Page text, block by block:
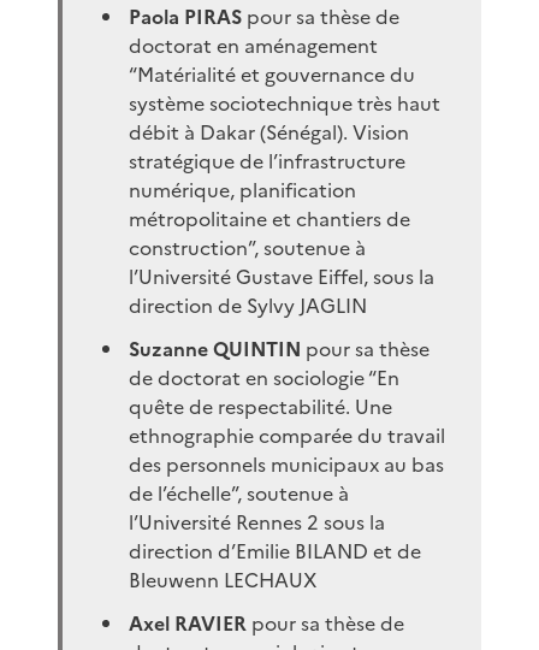
Paola PIRAS pour sa thèse de
doctorat en aménagement
“Matérialité et gouvernance du
système sociotechnique très haut
débit à Dakar (Sénégal). Vision
stratégique de l’infrastructure
numérique, planification
métropolitaine et chantiers de
construction”, soutenue à
l’Université Gustave Eiffel, sous la
direction de Sylvy JAGLIN
Suzanne QUINTIN pour sa thèse
de doctorat en sociologie “En
quête de respectabilité. Une
ethnographie comparée du travail
des personnels municipaux au bas
de l’échelle”, soutenue à
l’Université Rennes 2 sous la
direction d’Emilie BILAND et de
Bleuwenn LECHAUX
Axel RAVIER pour sa thèse de